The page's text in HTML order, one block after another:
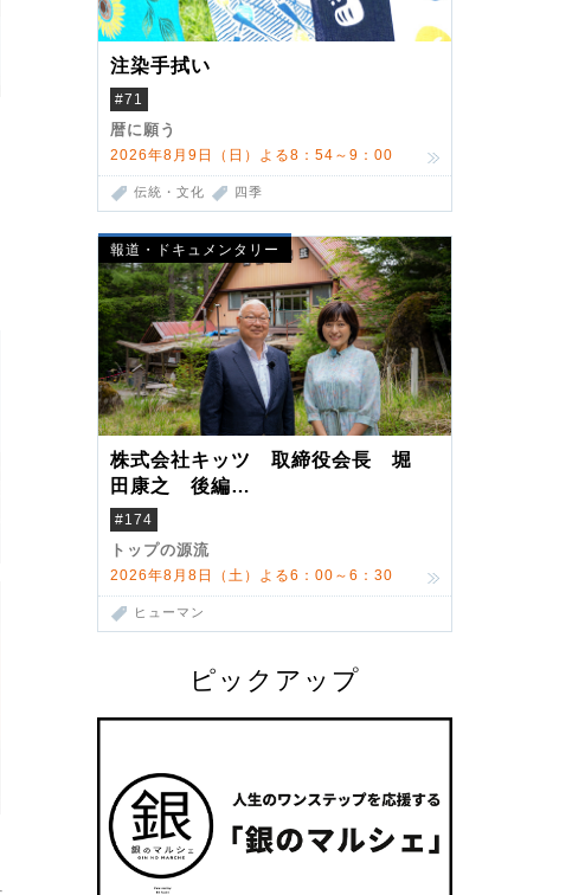
注染手拭い
#71
暦に願う
2026年8月9日（日）よる8：54～9：00
伝統・文化 四季
報道・ドキュメンタリー
株式会社キッツ 取締役会長 堀
田康之 後編
米国駐在でも浮かんだ八ヶ岳 山
小屋を営んだ父母
#174
トップの源流
2026年8月8日（土）よる6：00～6：30
ヒューマン
ピックアップ